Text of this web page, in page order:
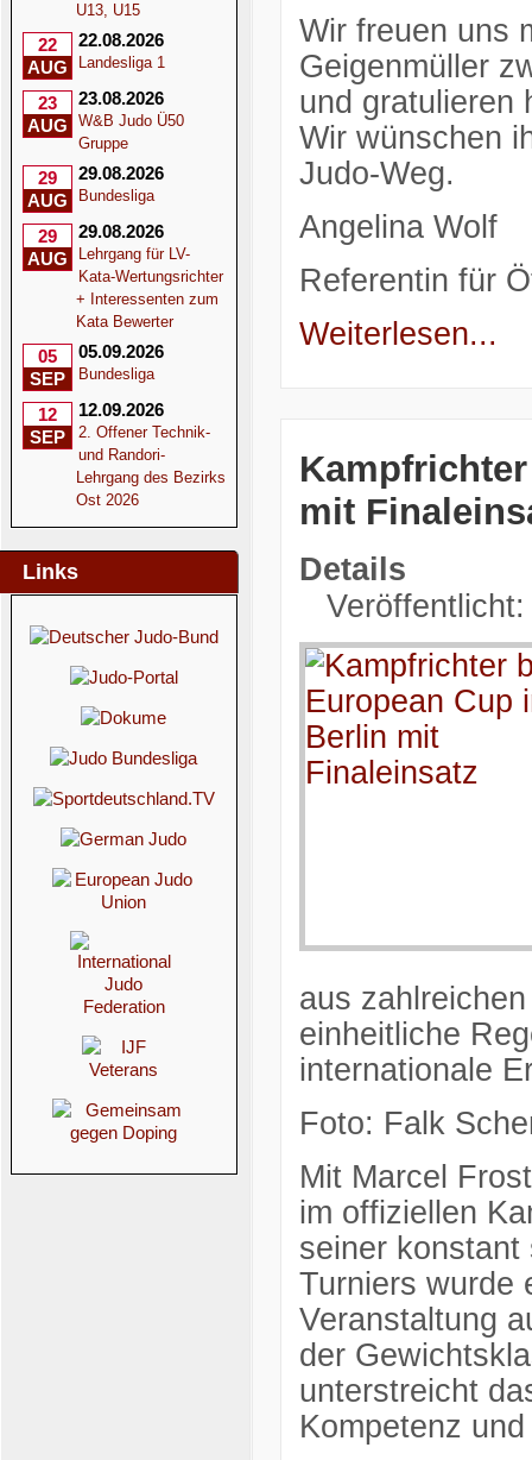
U13, U15
22
AUG
22.08.2026
Landesliga 1
23
AUG
23.08.2026
W&B Judo Ü50
Gruppe
29
AUG
29.08.2026
Bundesliga
29
AUG
29.08.2026
Lehrgang für LV-
Kata-Wertungsrichter
+ Interessenten zum
Kata Bewerter
05
SEP
05.09.2026
Bundesliga
12
SEP
12.09.2026
2. Offener Technik-
und Randori-
Lehrgang des Bezirks
Ost 2026
Links
Wir freuen uns
Geigenmüller
und gratulieren
Wir wünschen
Judo-Weg.
Angelina Wolf
Referentin für
Weiterlesen...
mit
Details
aus
einheitliche
internationale
Foto: Falk
Mit Marcel
im offiziellen
seiner konstant
Turniers wurde
Veranstaltung
der
unterstreicht
Kompetenz